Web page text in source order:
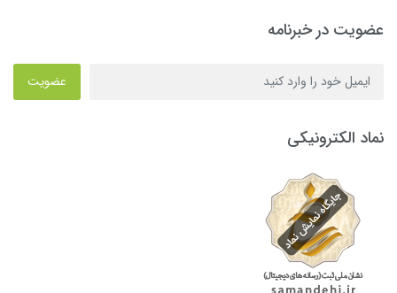
عضویت در خبرنامه
عضویت
نماد الکترونیکی